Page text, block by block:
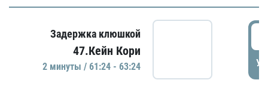
Задержка клюшкой
47.Кейн Кори
2 минуты / 61:24 - 63:24